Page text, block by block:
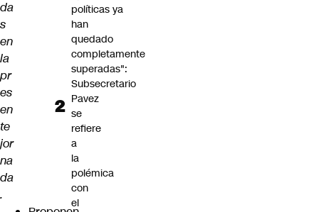
da
s
en
la
pr
es
en
te
jor
na
da
.
políticas ya
han
quedado
completamente
superadas":
Subsecretario
Pavez
se
refiere
a
la
polémica
con
el